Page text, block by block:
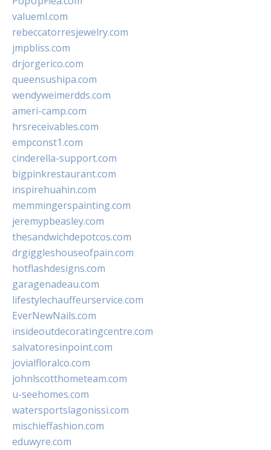
valueml.com
rebeccatorresjewelry.com
jmpbliss.com
drjorgerico.com
queensushipa.com
wendyweimerdds.com
ameri-camp.com
hrsreceivables.com
empconst1.com
cinderella-support.com
bigpinkrestaurant.com
inspirehuahin.com
memmingerspainting.com
jeremypbeasley.com
thesandwichdepotcos.com
drgiggleshouseofpain.com
hotflashdesigns.com
garagenadeau.com
lifestylechauffeurservice.com
EverNewNails.com
insideoutdecoratingcentre.com
salvatoresinpoint.com
jovialfloralco.com
johnlscotthometeam.com
u-seehomes.com
watersportslagonissi.com
mischieffashion.com
eduwyre.com